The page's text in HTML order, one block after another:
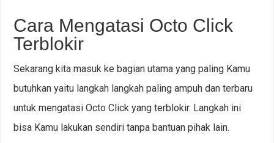
Cara Mengatasi Octo Click
Terblokir
Sekarang kita masuk ke bagian utama yang paling Kamu
butuhkan yaitu langkah langkah paling ampuh dan terbaru
untuk mengatasi Octo Click yang terblokir. Langkah ini
bisa Kamu lakukan sendiri tanpa bantuan pihak lain.